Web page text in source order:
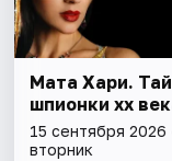
Мата Хари.
шпионки хх
15 сентября 2026
вторник